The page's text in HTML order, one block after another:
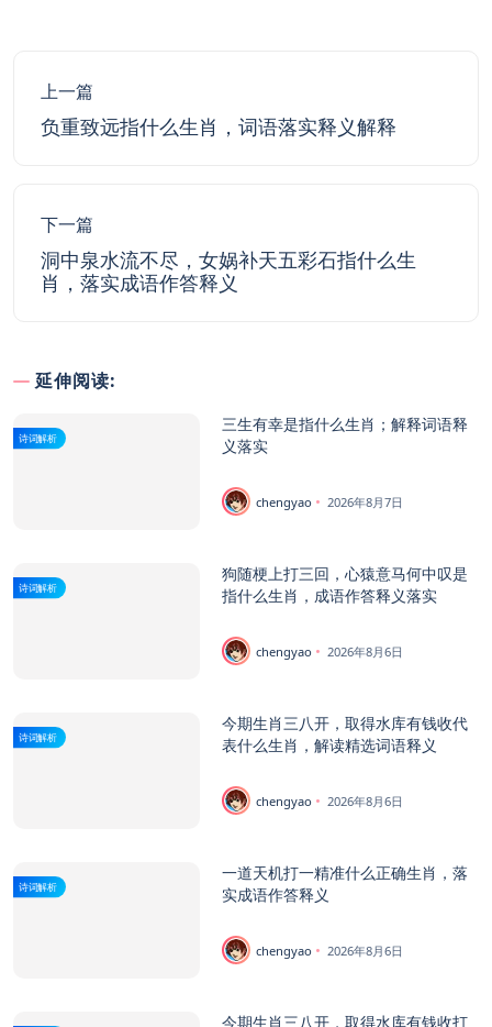
上一篇
负重致远指什么生肖，词语落实释义解释
下一篇
洞中泉水流不尽，女娲补天五彩石指什么生
肖，落实成语作答释义
延伸阅读:
诗词解析
三生有幸是指什么生肖；解释词语释
义落实
chengyao 2026年8月7日
诗词解析
狗随梗上打三回，心猿意马何中叹是
指什么生肖，成语作答释义落实
chengyao 2026年8月6日
诗词解析
今期生肖三八开，取得水库有钱收代
表什么生肖，解读精选词语释义
chengyao 2026年8月6日
诗词解析
一道天机打一精准什么正确生肖，落
实成语作答释义
chengyao 2026年8月6日
今期生肖三八开，取得水库有钱收打